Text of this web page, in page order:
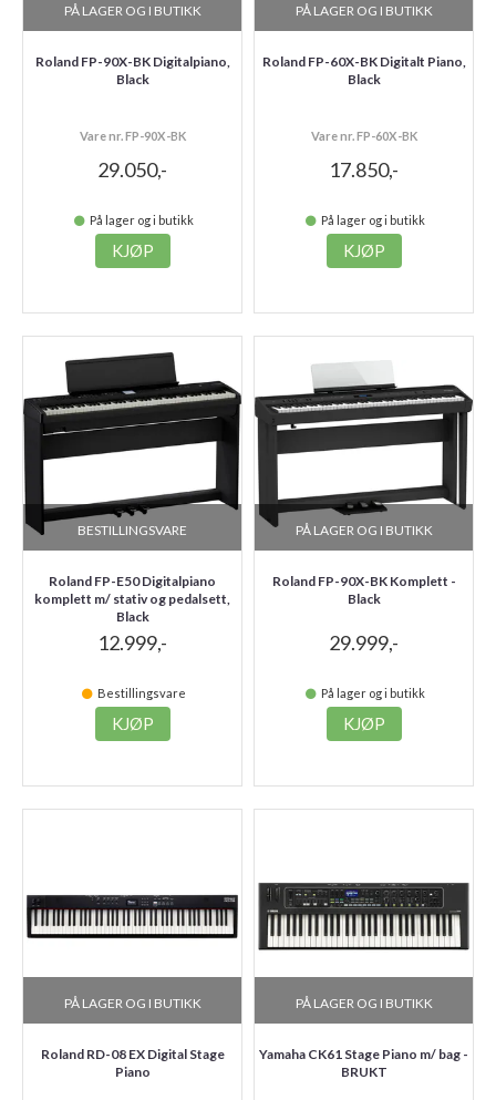
PÅ LAGER OG I BUTIKK
Roland FP-90X-BK Digitalpiano,
Black
Vare nr. FP-90X-BK
29.050,-
På lager og i butikk
KJØP
PÅ LAGER OG I BUTIKK
Roland FP-60X-BK Digitalt Piano,
Black
Vare nr. FP-60X-BK
17.850,-
På lager og i butikk
KJØP
BESTILLINGSVARE
Roland FP-E50 Digitalpiano
komplett m/ stativ og pedalsett,
Black
12.999,-
Bestillingsvare
KJØP
PÅ LAGER OG I BUTIKK
Roland FP-90X-BK Komplett -
Black
29.999,-
På lager og i butikk
KJØP
PÅ LAGER OG I BUTIKK
Roland RD-08 EX Digital Stage
Piano
PÅ LAGER OG I BUTIKK
Yamaha CK61 Stage Piano m/ bag -
BRUKT